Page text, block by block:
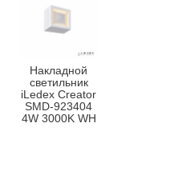
Накладной
светильник
iLedex Creator
SMD-923404
4W 3000K WH